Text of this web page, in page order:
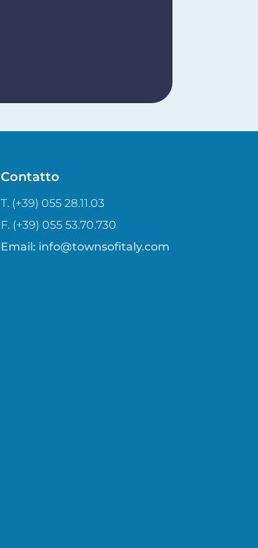
Contatto
T. (+39) 055 28.11.03
F. (+39) 055 53.70.730
Email: info@townsofitaly.com